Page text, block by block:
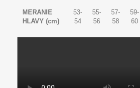
MERANIE
HLAVY (cm)
53-
54
55-
56
57-
58
59-
60